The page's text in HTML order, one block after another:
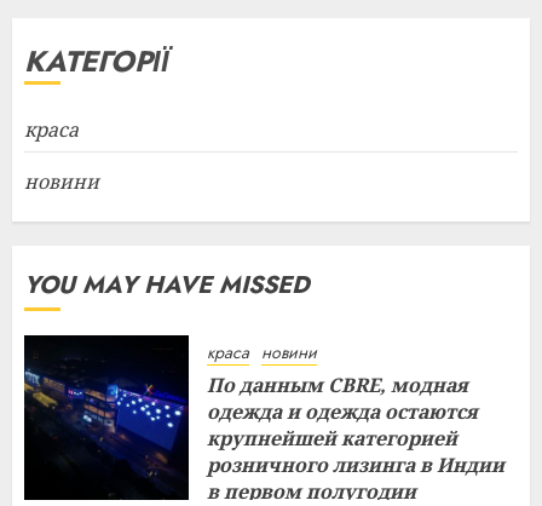
КАТЕГОРІЇ
краса
новини
YOU MAY HAVE MISSED
краса новини
По данным CBRE, модная
одежда и одежда остаются
крупнейшей категорией
розничного лизинга в Индии
в первом полугодии